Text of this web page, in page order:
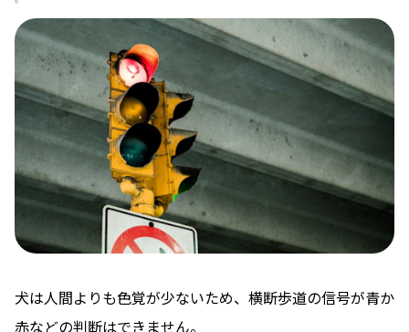
犬は人間よりも色覚が少ないため、横断歩道の信号が青か
赤などの判断はできません。